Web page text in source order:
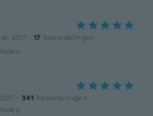
2017 · 17 beoordelingen
· 341 beoordelingen